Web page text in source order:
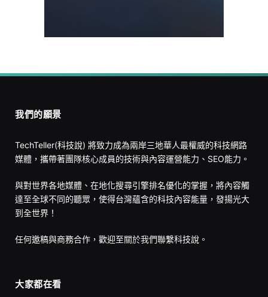
我們的願景
TechTeller(科技說) 將致力成為兩岸三地華人最權威的科技網路
媒體，攜帶著團隊核心成員的技術與內容運營能力、SEO能力。
與對世界各地媒體、在地化搜尋引擎排名優化的掌握，將內容觸
達至全球不同的聽眾，使得台灣蘊含的科技內容能量，發揚光大
到全世界！
任何邀稿與商務合作，歡迎至關於我們聯繫科技說。
大家都在看